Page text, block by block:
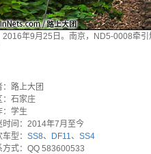
2016年9月25日。南京，ND5-0008牵
：路上大团
：石家庄
：学生
时间：2014年7月至今
型： SS8、 DF11、 SS4
方式：QQ 583600533